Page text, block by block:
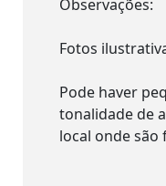
Observações:
Fotos
Pode haver
tonalidade de
local onde são